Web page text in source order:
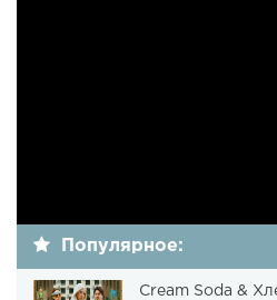
Популярное:
Cream Soda &